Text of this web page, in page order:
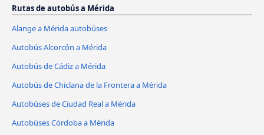
Rutas de autobús a Mérida
Alange a Mérida autobúses
Autobús Alcorcón a Mérida
Autobús de Cádiz a Mérida
Autobús de Chiclana de la Frontera a Mérida
Autobúses de Ciudad Real a Mérida
Autobúses Córdoba a Mérida